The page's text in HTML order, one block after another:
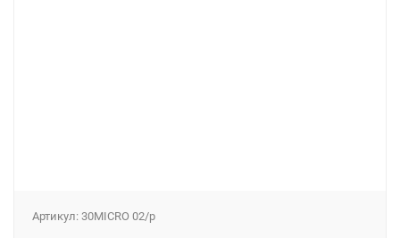
Артикул: 30MICRO 02/p